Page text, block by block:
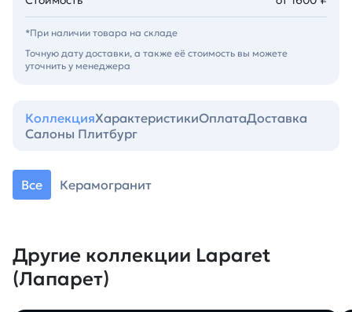
*При наличии товара на складе
Точную дату доставки, а также её стоимость вы можете
уточнить у менеджера
КоллекцияХарактеристикиОплатаДоставка
Салоны Плитбург
Все Керамогранит
Другие коллекции Laparet
(Лапарет)